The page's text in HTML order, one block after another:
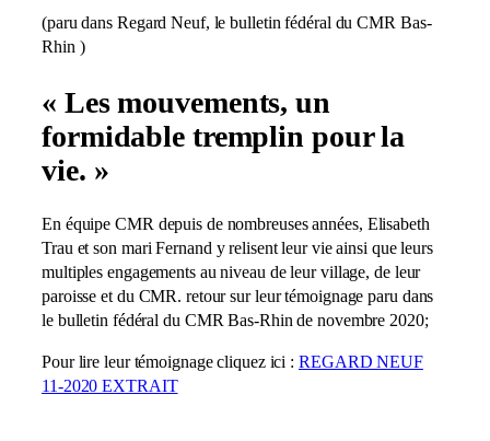
(paru dans Regard Neuf, le bulletin fédéral du CMR Bas-
Rhin )
« Les mouvements, un
formidable tremplin pour la
vie. »
En équipe CMR depuis de nombreuses années, Elisabeth
Trau et son mari Fernand y relisent leur vie ainsi que leurs
multiples engagements au niveau de leur village, de leur
paroisse et du CMR. retour sur leur témoignage paru dans
le bulletin fédéral du CMR Bas-Rhin de novembre 2020;
Pour lire leur témoignage cliquez ici : REGARD NEUF
11-2020 EXTRAIT